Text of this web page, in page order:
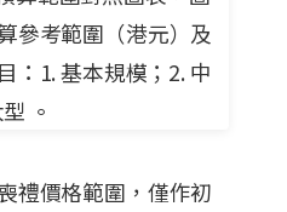
禮價格範圍，僅作初